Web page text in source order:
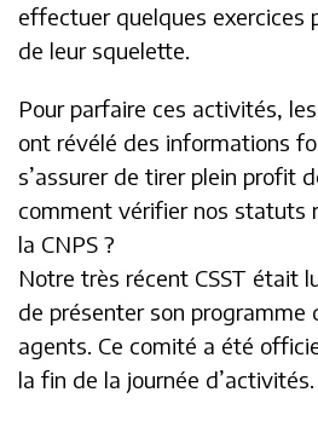
effectuer quelques exercices
de leur squelette.
Pour parfaire ces activités,
ont révélé des informations
s’assurer de tirer plein profit
comment vérifier nos statuts
la CNPS ?
Notre très récent CSST était
de présenter son programme
agents. Ce comité a été
la fin de la journée d’activités.